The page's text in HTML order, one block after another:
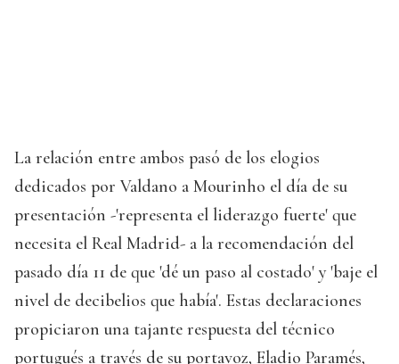
La relación entre ambos pasó de los elogios
dedicados por Valdano a Mourinho el día de su
presentación -'representa el liderazgo fuerte' que
necesita el Real Madrid- a la recomendación del
pasado día 11 de que 'dé un paso al costado' y 'baje el
nivel de decibelios que había'. Estas declaraciones
propiciaron una tajante respuesta del técnico
portugués a través de su portavoz, Eladio Paramés,